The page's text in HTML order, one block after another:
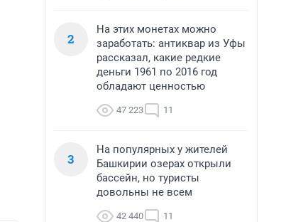
2
На этих монетах можно
заработать: антиквар из Уфы
рассказал, какие редкие
деньги 1961 по 2016 год
обладают ценностью
47 223 11
3
На популярных у жителей
Башкирии озерах открыли
бассейн, но туристы
довольны не всем
42 440 11